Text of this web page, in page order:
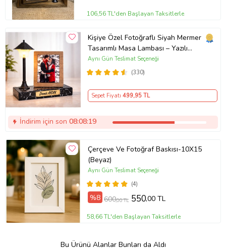
106,56 TL'den Başlayan Taksitlerle
Kişiye Özel Fotoğraflı Siyah Mermer
Tasarımlı Masa Lambası – Yazılı
Ahşap Çerçeveli LED Gece Lambası
(330)
Aynı Gün Teslimat Seçeneği
Sepet Fiyatı 499,95 TL
İndirim için son 08:08:18
Çerçeve Ve Fotoğraf Baskısı-10X15
(Beyaz)
(4)
Aynı Gün Teslimat Seçeneği
%8 600,00 TL 550,00 TL
58,66 TL'den Başlayan Taksitlerle
Bu Ürünü Alanlar Bunları da Aldı